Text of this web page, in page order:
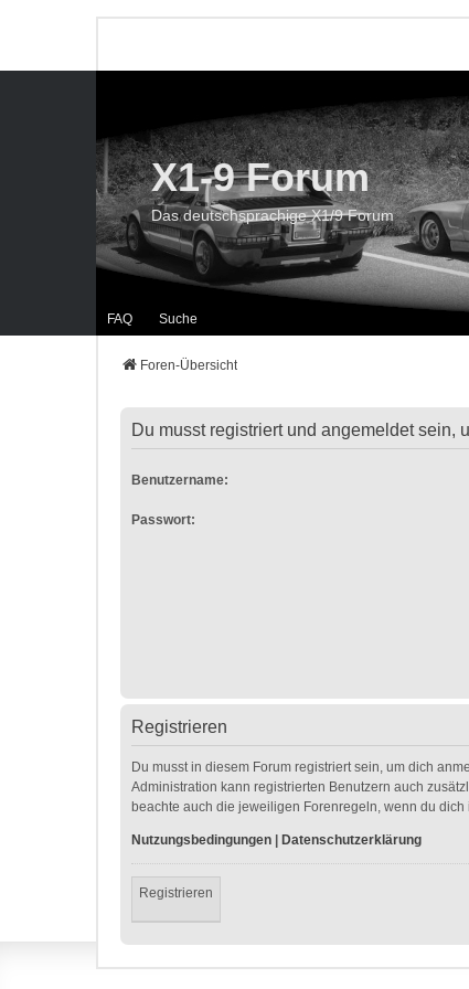
FAQ Suche
X1-9 Forum
Das deutschsprachige X1/9 Forum
Foren-Übersicht
Du musst registriert und angemeldet sein,
Benutzername:
Passwort:
Registrieren
Du musst in diesem Forum registriert sein, um dich
Administration kann registrierten Benutzern auch
beachte auch die jeweiligen Forenregeln, wenn du
Nutzungsbedingungen Datenschutzerklärung
Registrieren